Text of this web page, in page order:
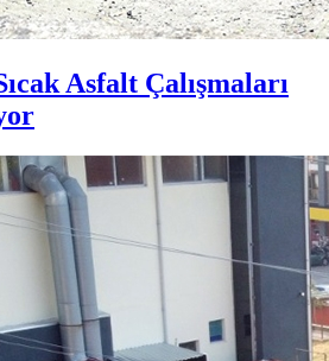
Asfalt Çalışmaları